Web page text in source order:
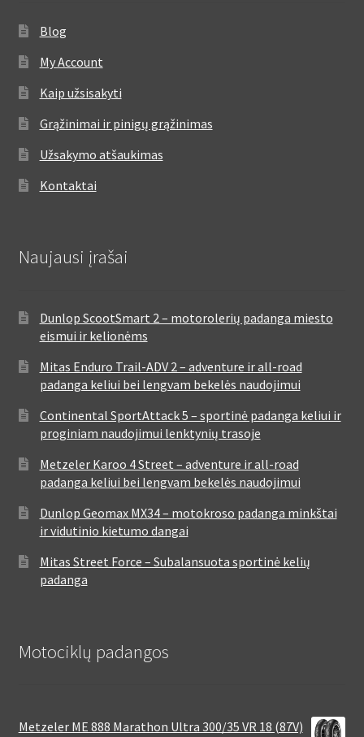
Blog
My Account
Kaip užsisakyti
Grąžinimai ir pinigų grąžinimas
Užsakymo atšaukimas
Kontaktai
Naujausi įrašai
Dunlop ScootSmart 2 – motorolerių padanga miesto
eismui ir kelionėms
Mitas Enduro Trail-ADV 2 – adventure ir all-road
padanga keliui bei lengvam bekelės naudojimui
Continental SportAttack 5 – sportinė padanga keliui ir
proginiam naudojimui lenktynių trasoje
Metzeler Karoo 4 Street – adventure ir all-road
padanga keliui bei lengvam bekelės naudojimui
Dunlop Geomax MX34 – motokroso padanga minkštai
ir vidutinio kietumo dangai
Mitas Street Force – Subalansuota sportinė kelių
padanga
Motociklų padangos
Metzeler ME 888 Marathon Ultra 300/35 VR 18 (87V)